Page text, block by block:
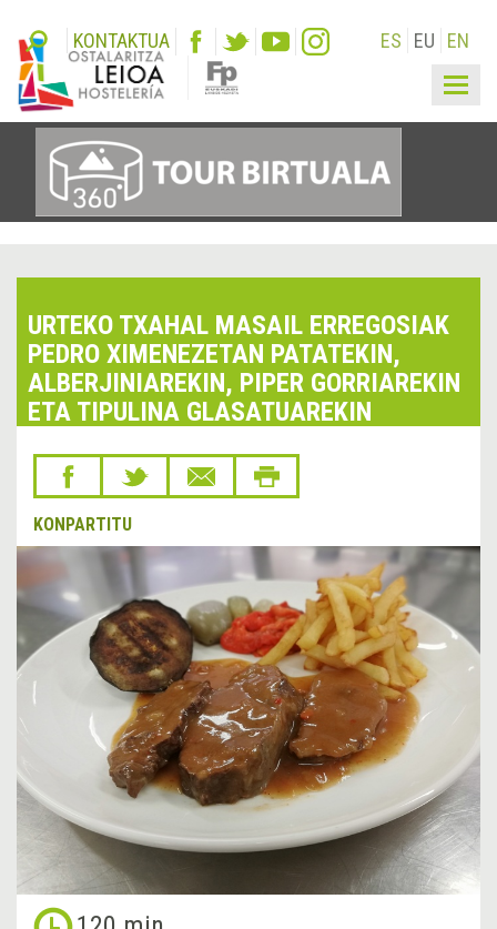
KONTAKTUA ES EU EN
URTEKO TXAHAL MASAIL ERREGOSIAK
PEDRO XIMENEZETAN PATATEKIN,
ALBERJINIAREKIN, PIPER GORRIAREKIN
ETA TIPULINA GLASATUAREKIN
KONPARTITU